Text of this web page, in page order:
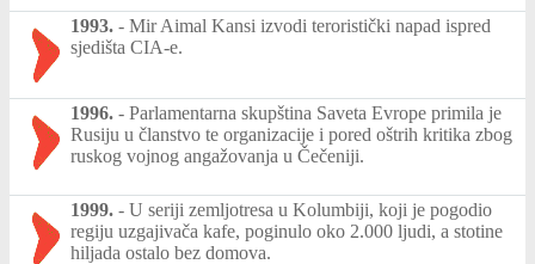
1993. - Mir Aimal Kansi izvodi teroristički napad ispred
sjedišta CIA-e.
1996. - Parlamentarna skupština Saveta Evrope primila je
Rusiju u članstvo te organizacije i pored oštrih kritika zbog
ruskog vojnog angažovanja u Čečeniji.
1999. - U seriji zemljotresa u Kolumbiji, koji je pogodio
regiju uzgajivača kafe, poginulo oko 2.000 ljudi, a stotine
hiljada ostalo bez domova.